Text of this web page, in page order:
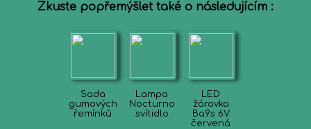
Zkuste popřemýšlet také o následujícím :
Sada
gumových
řemínků
Lampa
Nocturno
svítidlo
LED
žárovka
Ba9s 6V
červená